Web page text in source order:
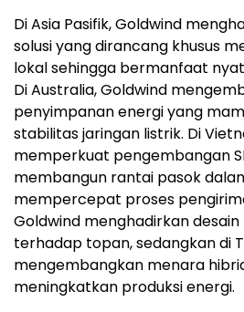
Di Asia Pasifik, Goldwind
solusi yang dirancang khusus
lokal sehingga bermanfaat
Di Australia, Goldwind
penyimpanan energi yang
stabilitas jaringan listrik. Di
memperkuat pengembangan
membangun rantai pasok
mempercepat proses
Goldwind menghadirkan
terhadap topan, sedangkan di
mengembangkan menara
meningkatkan produksi energi.